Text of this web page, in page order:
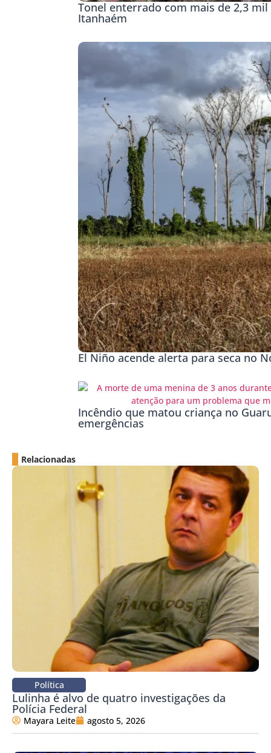
Tonel enterrado com mais de 2,3
Itanhaém
El Niño acende alerta para seca no
Incêndio que matou criança no
emergências
Relacionadas
Política
Lulinha é alvo de quatro investigações da
Polícia Federal
Mayara Leite agosto 5, 2026